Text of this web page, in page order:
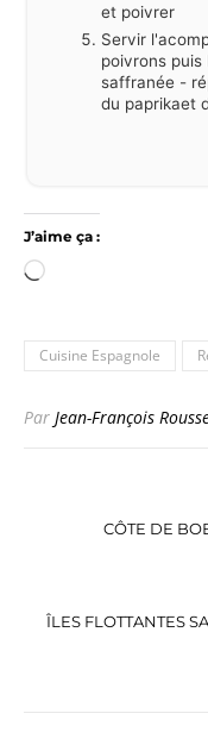
et poivrer
Servir
poivrons
saffranée -
du paprikaet
J’aime ça :
Chargement…
Cuisine Espagnole
Par Jean-François
CÔTE DE
ÎLES FLOTTANTES